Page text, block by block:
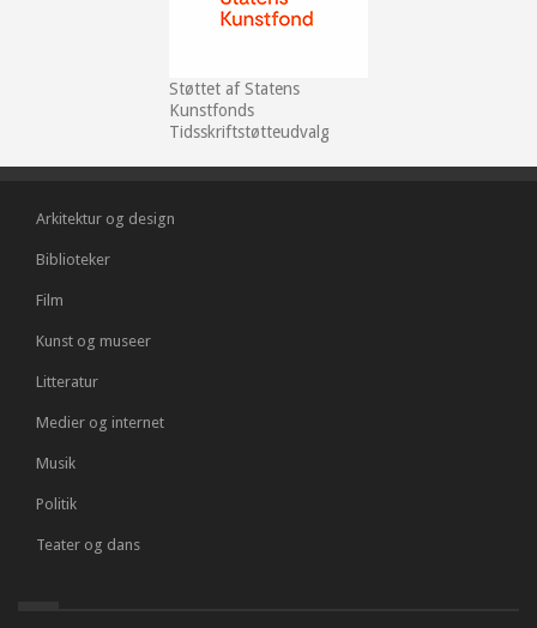
Støttet af Statens
Kunstfonds
Tidsskriftstøtteudvalg
Arkitektur og design
Biblioteker
Film
Kunst og museer
Litteratur
Medier og internet
Musik
Politik
Teater og dans